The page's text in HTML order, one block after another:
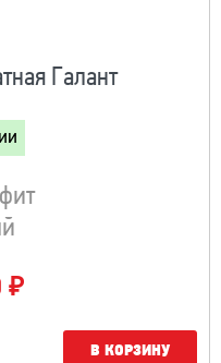
Галант
₽
В КОРЗИНУ